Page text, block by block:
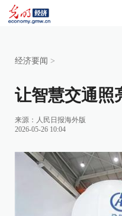
经济要闻 >
让智慧交通照
来源： 人民日报海外版
2026-05-26 10:04